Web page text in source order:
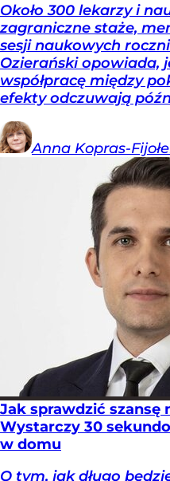
Około 300 lekarzy i
zagraniczne staże,
sesji naukowych
Ozierański opowiada,
współpracę między
efekty odczuwają
Anna Kopras-
Jak sprawdzić szansę
Wystarczy 30
w domu
O tym, jak długo